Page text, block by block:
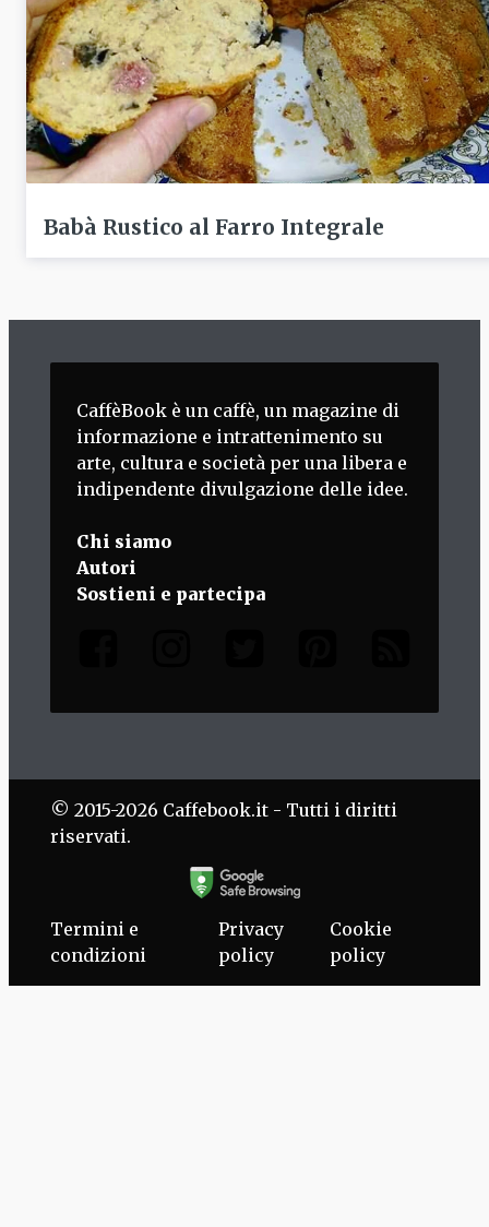
Babà Rustico al Farro Integrale
CaffèBook è un caffè, un magazine di
informazione e intrattenimento su
arte, cultura e società per una libera e
indipendente divulgazione delle idee.
Chi siamo
Autori
Sostieni e partecipa
© 2015-2026 Caffebook.it - Tutti i diritti
riservati.
Termini e
condizioni
Privacy
policy
Cookie
policy